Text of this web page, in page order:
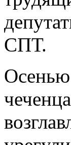
СПТ.
Осенью